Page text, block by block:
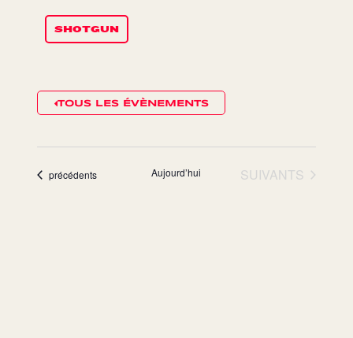
SHOTGUN
TOUS LES ÉVÈNEMENTS
Évènements
précédents Aujourd’hui ÉVÈNEMENTS
SUIVANTS